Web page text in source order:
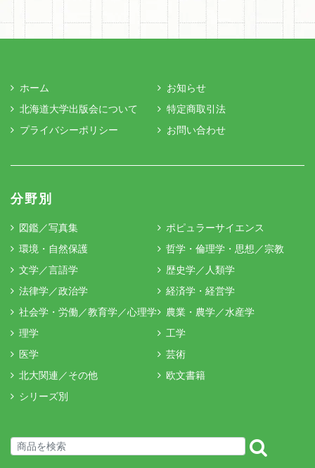
ホーム
お知らせ
北海道大学出版会について
特定商取引法
プライバシーポリシー
お問い合わせ
分野別
図鑑／写真集
ポピュラーサイエンス
環境・自然保護
哲学・倫理学・思想／宗教
文学／言語学
歴史学／人類学
法律学／政治学
経済学・経営学
社会学・労働／教育学／心理学
農業・農学／水産学
理学
工学
医学
芸術
北大関連／その他
欧文書籍
シリーズ別